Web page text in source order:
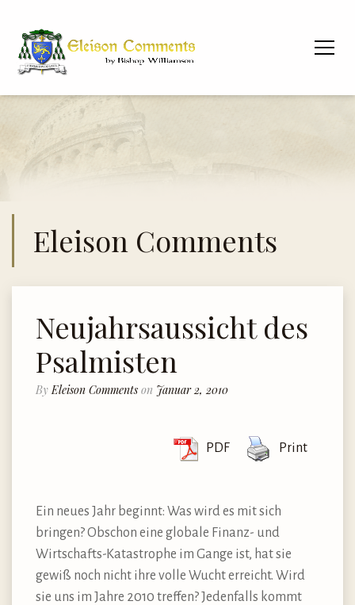
Eleison Comments
Neujahrsaussicht des
Psalmisten
By Eleison Comments on Januar 2, 2010
PDF Print
Ein neues Jahr beginnt: Was wird es mit sich
bringen? Obschon eine globale Finanz- und
Wirtschafts-Katastrophe im Gange ist, hat sie
gewiß noch nicht ihre volle Wucht erreicht. Wird
sie uns im Jahre 2010 treffen? Jedenfalls kommt